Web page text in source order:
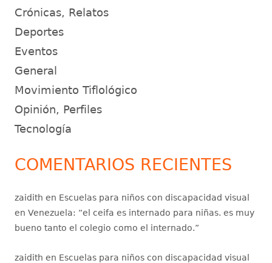
Crónicas, Relatos
Deportes
Eventos
General
Movimiento Tiflológico
Opinión, Perfiles
Tecnología
COMENTARIOS RECIENTES
zaidith en Escuelas para niños con discapacidad visual
en Venezuela: “el ceifa es internado para niñas. es muy
bueno tanto el colegio como el internado.”
zaidith en Escuelas para niños con discapacidad visual